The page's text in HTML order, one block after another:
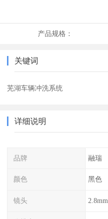
产品规格：
关键词
芜湖车辆冲洗系统
详细说明
品牌 融瑞
颜色 黑色
镜头 2.8mm